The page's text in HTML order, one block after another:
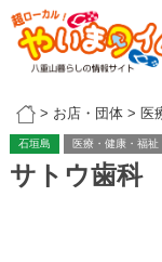
> お店・団体> 医
石垣島 医療・健康・福祉
サトウ歯科